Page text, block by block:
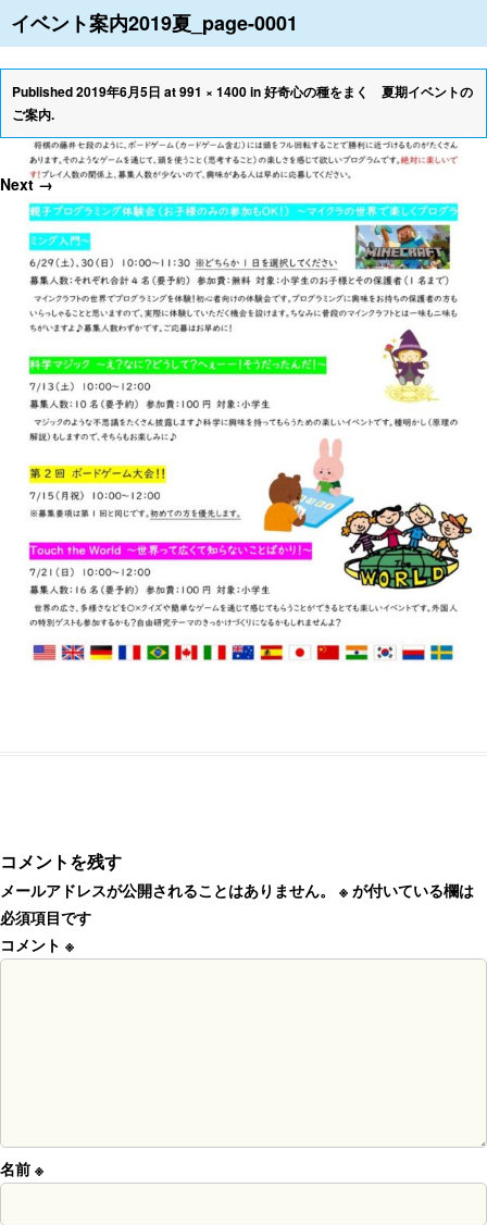
イベント案内2019夏_page-0001
Published2019年6月5日 at991 × 1400in好奇心の種をまく 夏期イベントの
ご案内.
Next →
コメントを残す
メールアドレスが公開されることはありません。 ※ が付いている欄は
必須項目です
コメント ※
名前 ※